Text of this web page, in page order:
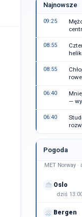
Najnowsze
09:25
08:55
08:55
06:40
—
06:40
Pogoda
MET Norway
Oslo
dziś
Bergen